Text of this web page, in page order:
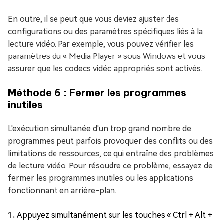
En outre, il se peut que vous deviez ajuster des
configurations ou des paramètres spécifiques liés à la
lecture vidéo. Par exemple, vous pouvez vérifier les
paramètres du « Media Player » sous Windows et vous
assurer que les codecs vidéo appropriés sont activés.
Méthode 6 : Fermer les programmes
inutiles
L'exécution simultanée d'un trop grand nombre de
programmes peut parfois provoquer des conflits ou des
limitations de ressources, ce qui entraîne des problèmes
de lecture vidéo. Pour résoudre ce problème, essayez de
fermer les programmes inutiles ou les applications
fonctionnant en arrière-plan.
Appuyez simultanément sur les touches « Ctrl + Alt +